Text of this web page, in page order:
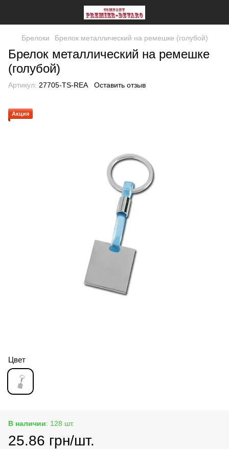
Брелоки Брелок металлический на ремешке (голубой)
Брелок металлический на ремешке
(голубой)
Артикул: 27705-TS-REA Оставить отзыв
Акция
Цвет
В наличии: 128 шт.
25.86 грн/шт.